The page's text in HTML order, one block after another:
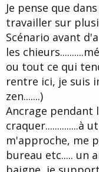
Je pense que
travailler sur
Scénario avant
les
ou tout ce qui
rentre ici, je suis
zen.......)
Ancrage pendant
craquer..............à
m'approche, me
bureau etc..... un